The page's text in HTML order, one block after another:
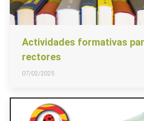
Actividades formativas
rectores
07/02/2025